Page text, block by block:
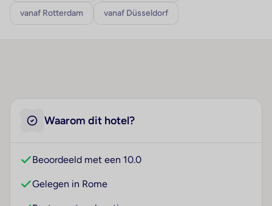
vanaf Rotterdam vanaf Düsseldorf
Waarom dit hotel?
Beoordeeld met een 10.0
Gelegen in Rome